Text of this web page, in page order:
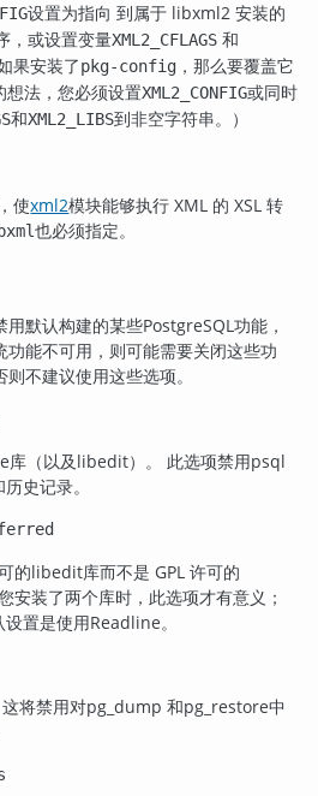
设置为指向 到属于 libxml2 安装的
，或设置变量XML2_CFLAGS 和
果安装了pkg-config ，那么要覆盖它
法，您必须设置XML2_CONFIG或同时
和XML2_LIBS到非空字符串。）
使xml2模块能够执行 XML 的 XSL 转
也必须指定。
用默认构建的某些PostgreSQL功能，
功能不可用，则可能需要关闭这些功
不建议使用这些选项。
库（以及libedit）。 此选项禁用psql
史记录。
的libedit库而不是 GPL 许可的
安装了两个库时，此选项才有意义；
设置是使用Readline。
将禁用对pg_dump 和pg_restore中